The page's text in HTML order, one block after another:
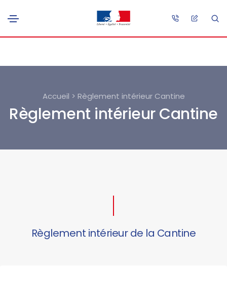
Accueil > Règlement intérieur Cantine
Règlement intérieur Cantine
Règlement intérieur de la Cantine